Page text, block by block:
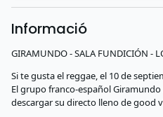
Informació
GIRAMUNDO - SALA FUNDICIÓN -
Si te gusta el reggae, el 10 de
El grupo franco-español
descargar su directo lleno de good